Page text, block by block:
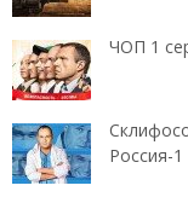
ЧОП 1
Россия-1